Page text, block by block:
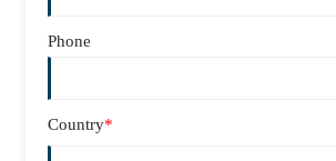
Phone
Country*